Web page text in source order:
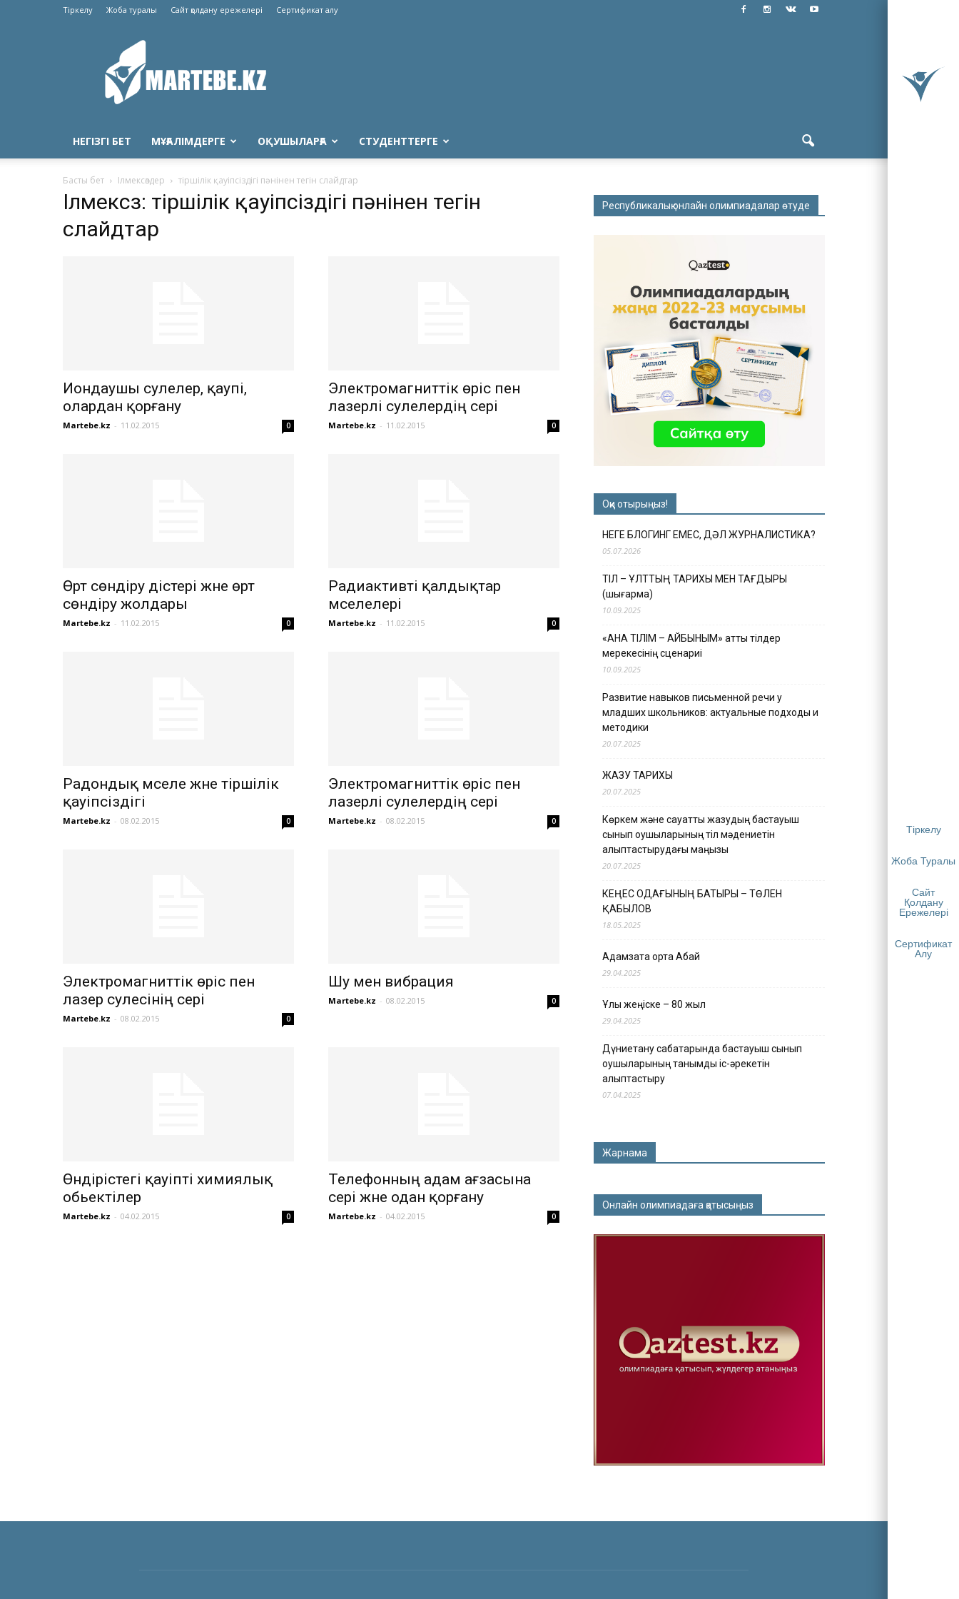
Тіркелу
Жоба Туралы
Сайт
Қолдану
Ережелері
Сертификат
Алу
Тіркелу Жоба туралы Сайт қолдану ережелері Сертификат алу
Martebe.kz
білім
сайты
НЕГІЗГІ БЕТ МҰҒАЛІМДЕРГЕ ОҚУШЫЛАРҒА СТУДЕНТТЕРГЕ
Басты бет Ілмексөздер тіршілік қауіпсіздігі пәнінен тегін слайдтар
Ілмексөз: тіршілік қауіпсіздігі пәнінен тегін
слайдтар
Иондаушы сәулелер, қаупi,
олардан қорғану
Martebe.kz - 11.02.2015 0
Электромагниттік өріс пен
лазерлі сәулелердің әсері
Martebe.kz - 11.02.2015 0
Өрт сөндіру әдістері және өрт
сөндіру жолдары
Martebe.kz - 11.02.2015 0
Радиактивті қалдықтар
мәселелері
Martebe.kz - 11.02.2015 0
Радондық мәселе және тіршілік
қауіпсіздігі
Martebe.kz - 08.02.2015 0
Электромагниттік өріс пен
лазерлі сәулелердің әсері
Martebe.kz - 08.02.2015 0
Электромагниттік өріс пен
лазер сәулесінің әсері
Martebe.kz - 08.02.2015 0
Шу мен вибрация
Martebe.kz - 08.02.2015 0
Өндірістегі қауіпті химиялық
обьектілер
Martebe.kz - 04.02.2015 0
Телефонның адам ағзасына
әсері және одан қорғану
Martebe.kz - 04.02.2015 0
Республикалық онлайн олимпиадалар өтуде
Оқи отырыңыз!
НЕГЕ БЛОГИНГ ЕМЕС, ДӘЛ ЖУРНАЛИСТИКА?
05.07.2026
ТІЛ – ҰЛТТЫҢ ТАРИХЫ МЕН ТАҒДЫРЫ
(шығарма)
10.09.2025
«АНА ТІЛІМ – АЙБЫНЫМ» атты тілдер
мерекесінің сценариі
10.09.2025
Развитие навыков письменной речи у
младших школьников: актуальные подходы и
методики
20.07.2025
ЖАЗУ ТАРИХЫ
20.07.2025
Көркем және сауатты жазудың бастауыш
сынып оқушыларының тіл мәдениетін
қалыптастырудағы маңызы
20.07.2025
КЕҢЕС ОДАҒЫНЫҢ БАТЫРЫ – ТӨЛЕН
ҚАБЫЛОВ
18.05.2025
Адамзатқа ортақ Абай
29.04.2025
Ұлы жеңіске – 80 жыл
29.04.2025
Дүниетану сабақтарында бастауыш сынып
оқушыларының танымдық іс-әрекетін
қалыптастыру
07.04.2025
Жарнама
Онлайн олимпиадаға қатысыңыз